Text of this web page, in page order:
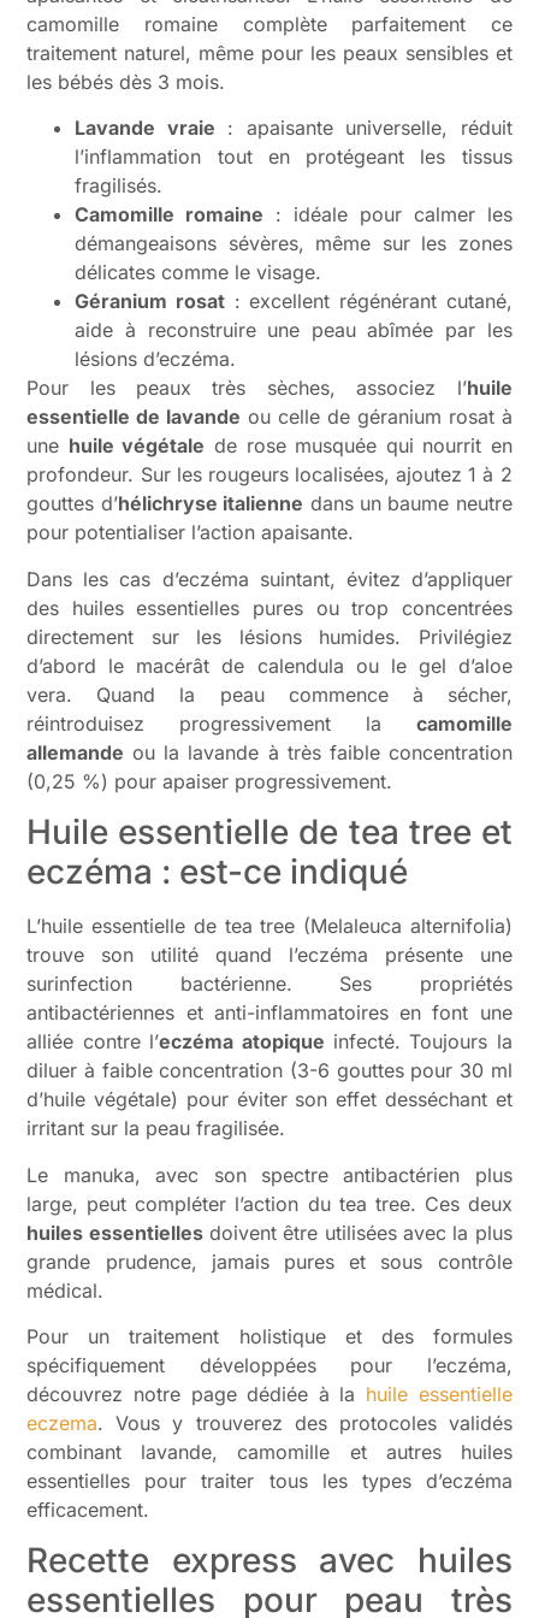
camomille romaine complète parfaitement ce
traitement naturel, même pour les peaux sensibles et
les bébés dès 3 mois.
Lavande vraie : apaisante universelle, réduit
l’inflammation tout en protégeant les tissus
fragilisés.
Camomille romaine : idéale pour calmer les
démangeaisons sévères, même sur les zones
délicates comme le visage.
Géranium rosat : excellent régénérant cutané,
aide à reconstruire une peau abîmée par les
lésions d’eczéma.
Pour les peaux très sèches, associez l’huile
essentielle de lavande ou celle de géranium rosat à
une huile végétale de rose musquée qui nourrit en
profondeur. Sur les rougeurs localisées, ajoutez 1 à 2
gouttes d’hélichryse italienne dans un baume neutre
pour potentialiser l’action apaisante.
Dans les cas d’eczéma suintant, évitez d’appliquer
des huiles essentielles pures ou trop concentrées
directement sur les lésions humides. Privilégiez
d’abord le macérât de calendula ou le gel d’aloe
vera. Quand la peau commence à sécher,
réintroduisez progressivement la camomille
allemande ou la lavande à très faible concentration
(0,25 %) pour apaiser progressivement.
Huile essentielle de tea tree et
eczéma : est-ce indiqué
L’huile essentielle de tea tree (Melaleuca alternifolia)
trouve son utilité quand l’eczéma présente une
surinfection bactérienne. Ses propriétés
antibactériennes et anti-inflammatoires en font une
alliée contre l’eczéma atopique infecté. Toujours la
diluer à faible concentration (3-6 gouttes pour 30 ml
d’huile végétale) pour éviter son effet desséchant et
irritant sur la peau fragilisée.
Le manuka, avec son spectre antibactérien plus
large, peut compléter l’action du tea tree. Ces deux
huiles essentiellesdoivent être utilisées avec la plus
grande prudence, jamais pures et sous contrôle
médical.
Pour un traitement holistique et des formules
spécifiquement développées pour l’eczéma,
découvrez notre page dédiée à la huile essentielle
eczema. Vous y trouverez des protocoles validés
combinant lavande, camomille et autres huiles
essentielles pour traiter tous les types d’eczéma
efficacement.
Recette express avec huiles
essentielles pour peau très